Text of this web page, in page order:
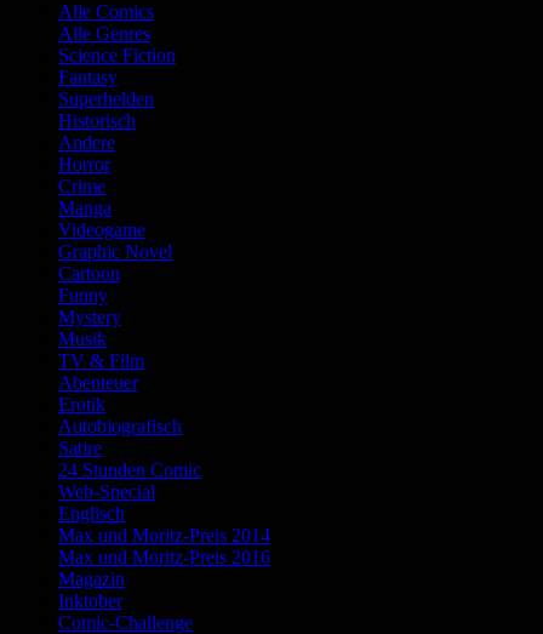
Alle Comics
Alle Genres
Science Fiction
Fantasy
Superhelden
Historisch
Andere
Horror
Crime
Manga
Videogame
Graphic Novel
Cartoon
Funny
Mystery
Musik
TV & Film
Abenteuer
Erotik
Autobiografisch
Satire
24 Stunden Comic
Web-Special
Englisch
Max und Moritz-Preis 2014
Max und Moritz-Preis 2016
Magazin
Inktober
Comic-Challenge